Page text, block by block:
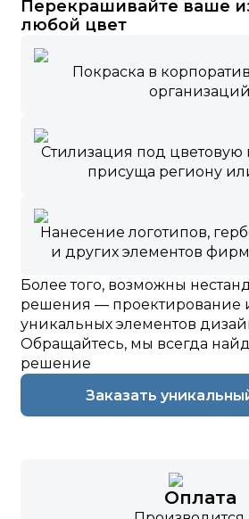
Перекрашивайте ваше
любой цвет
Покраска в
организаций
Стилизация под цветовую
присуща региону
Нанесение логотипов,
и других элементов
Более того, возможны
решения — проектирование
уникальных элементов
Обращайтесь, мы всегда
решение
Заказать
Оплата